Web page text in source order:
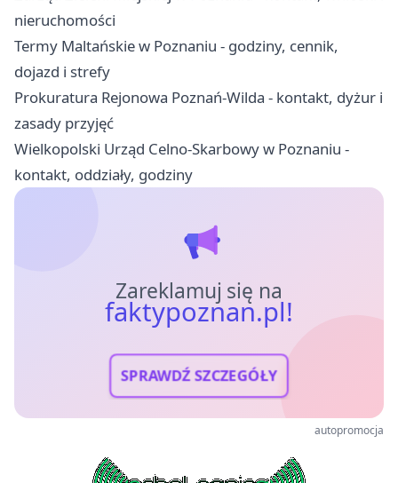
nieruchomości
Termy Maltańskie w Poznaniu - godziny, cennik,
dojazd i strefy
Prokuratura Rejonowa Poznań-Wilda - kontakt, dyżur i
zasady przyjęć
Wielkopolski Urząd Celno-Skarbowy w Poznaniu -
kontakt, oddziały, godziny
Zareklamuj się na
faktypoznan.pl!
SPRAWDŹ SZCZEGÓŁY
autopromocja